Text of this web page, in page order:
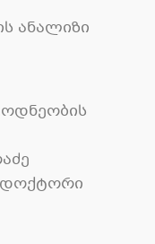
ანალიზი
დოქტორი